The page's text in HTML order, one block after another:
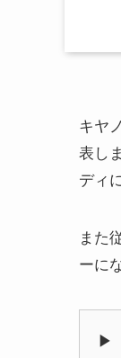
キヤ
表し
ディ
また
ーに
▶